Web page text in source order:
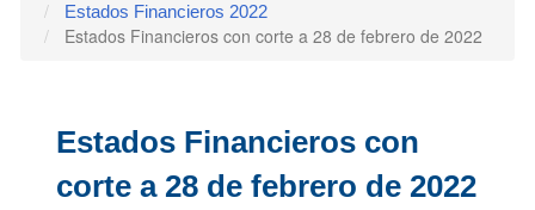
Estados Financieros 2022
Estados Financieros con corte a 28 de febrero de 2022
Estados Financieros con
corte a 28 de febrero de 2022